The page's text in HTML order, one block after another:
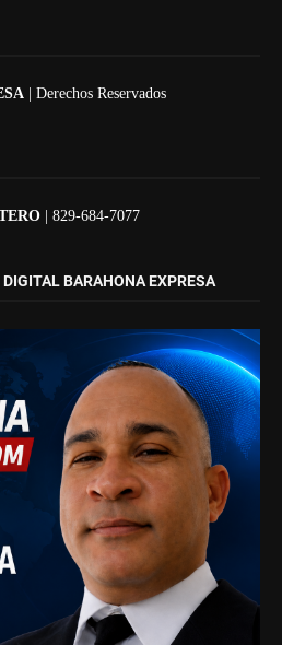
| Derechos Reservados
| 829-684-7077
BARAHONA EXPRESA